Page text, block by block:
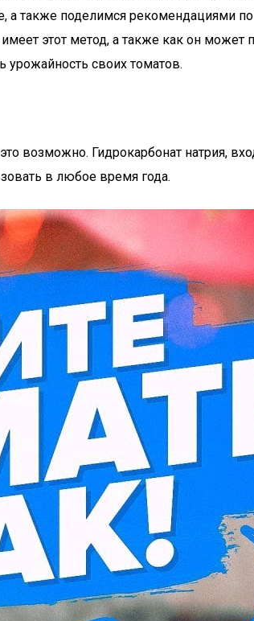
а также поделимся рекомендациями
этот метод, а также как он может
своих томатов.
возможно. Гидрокарбонат натрия,
в любое время года.